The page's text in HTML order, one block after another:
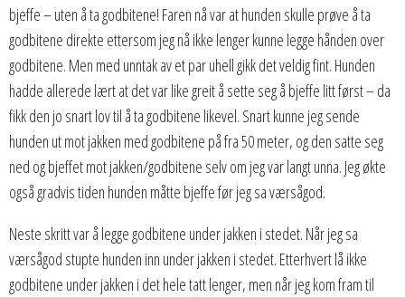
bjeffe – uten å ta godbitene! Faren nå var at hunden skulle prøve å ta
godbitene direkte ettersom jeg nå ikke lenger kunne legge hånden over
godbitene. Men med unntak av et par uhell gikk det veldig fint. Hunden
hadde allerede lært at det var like greit å sette seg å bjeffe litt først – da
fikk den jo snart lov til å ta godbitene likevel. Snart kunne jeg sende
hunden ut mot jakken med godbitene på fra 50 meter, og den satte seg
ned og bjeffet mot jakken/godbitene selv om jeg var langt unna. Jeg økte
også gradvis tiden hunden måtte bjeffe før jeg sa værsågod.
Neste skritt var å legge godbitene under jakken i stedet. Når jeg sa
værsågod stupte hunden inn under jakken i stedet. Etterhvert lå ikke
godbitene under jakken i det hele tatt lenger, men når jeg kom fram til